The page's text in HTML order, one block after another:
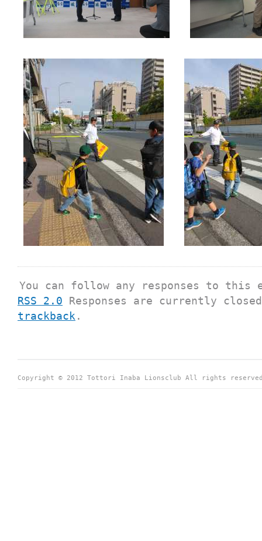
You can follow any responses to this
RSS 2.0 Responses are currently
trackback .
Copyright © 2012 Tottori Inaba Lionsclub All rights